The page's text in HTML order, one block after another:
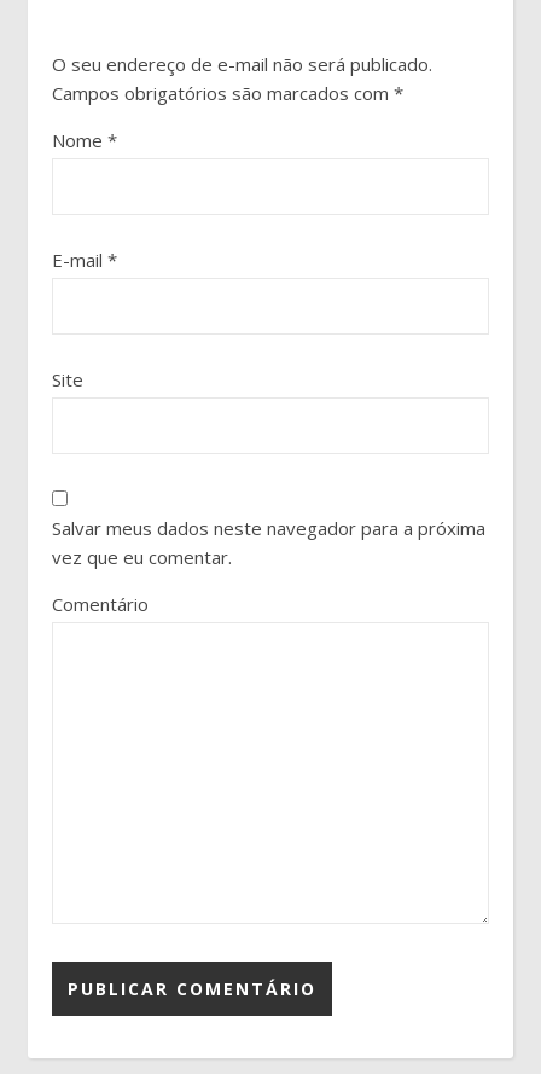
O seu endereço de e-mail não será publicado.
Campos obrigatórios são marcados com *
Nome *
E-mail *
Site
Salvar meus dados neste navegador para a próxima
vez que eu comentar.
Comentário